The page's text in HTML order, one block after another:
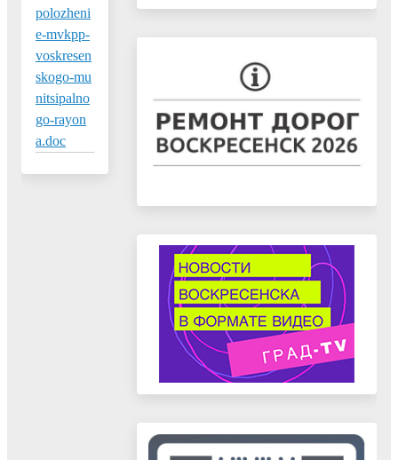
polozheni
e-mvkpp-
voskresen
skogo-mu
nitsipalno
go-rayon
a.doc